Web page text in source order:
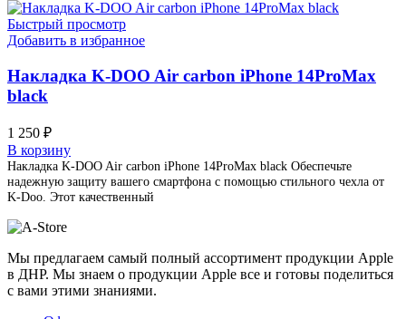
Быстрый просмотр
Добавить в избранное
Накладка K-DOO Air carbon iPhone 14ProMax
black
1 250 ₽
В корзину
Накладка K-DOO Air carbon iPhone 14ProMax black Обеспечьте
надежную защиту вашего смартфона с помощью стильного чехла от
K-Doo. Этот качественный
Мы предлагаем самый полный ассортимент продукции Apple
в ДНР. Мы знаем о продукции Apple все и готовы поделиться
с вами этими знаниями.